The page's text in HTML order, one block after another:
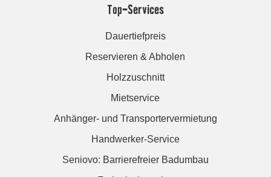
Top-Services
Dauertiefpreis
Reservieren & Abholen
Holzzuschnitt
Mietservice
Anhänger- und Transportervermietung
Handwerker-Service
Seniovo: Barrierefreier Badumbau